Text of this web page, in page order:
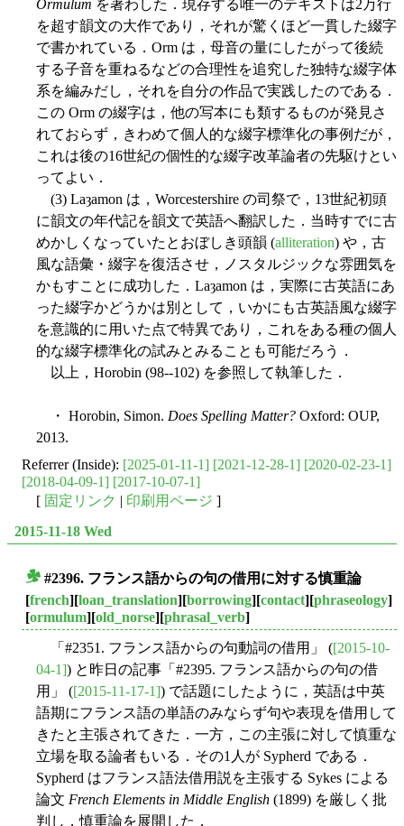
Ormulum を著わした．現存する唯一のテキストは2万行
を超す韻文の大作であり，それが驚くほど一貫した綴字
で書かれている．Orm は，母音の量にしたがって後続
する子音を重ねるなどの合理性を追究した独特な綴字体
系を編みだし，それを自分の作品で実践したのである．
この Orm の綴字は，他の写本にも類するものが発見さ
れておらず，きわめて個人的な綴字標準化の事例だが，
これは後の16世紀の個性的な綴字改革論者の先駆けとい
ってよい．
(3) Laȝamon は，Worcestershire の司祭で，13世紀初頭
に韻文の年代記を韻文で英語へ翻訳した．当時すでに古
めかしくなっていたとおぼしき頭韻 (alliteration) や，古
風な語彙・綴字を復活させ，ノスタルジックな雰囲気を
かもすことに成功した．Laȝamon は，実際に古英語にあ
った綴字かどうかは別として，いかにも古英語風な綴字
を意識的に用いた点で特異であり，これをある種の個人
的な綴字標準化の試みとみることも可能だろう．
以上，Horobin (98--102) を参照して執筆した．
・ Horobin, Simon. Does Spelling Matter? Oxford: OUP,
2013.
Referrer (Inside): [2025-01-11-1] [2021-12-28-1] [2020-02-23-1]
[2018-04-09-1] [2017-10-07-1]
[ 固定リンク | 印刷用ページ ]
2015-11-18 Wed
#2396. フランス語からの句の借用に対する慎重論
[french][loan_translation][borrowing][contact][phraseology]
[ormulum][old_norse][phrasal_verb]
「#2351. フランス語からの句動詞の借用」 ([2015-10-
04-1]) と昨日の記事「#2395. フランス語からの句の借
用」 ([2015-11-17-1]) で話題にしたように，英語は中英
語期にフランス語の単語のみならず句や表現を借用して
きたと主張されてきた．一方，この主張に対して慎重な
立場を取る論者もいる．その1人が Sypherd である．
Sypherd はフランス語法借用説を主張する Sykes による
論文 French Elements in Middle English (1899) を厳しく批
判し，慎重論を展開した．